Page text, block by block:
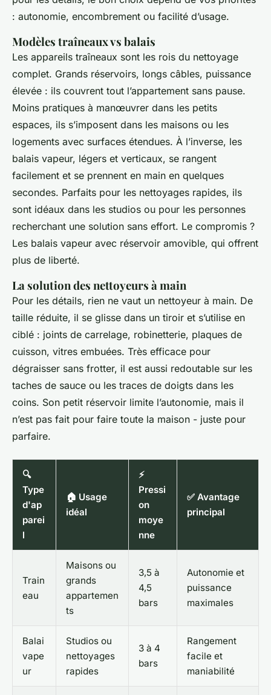
: autonomie, encombrement ou facilité d’usage.
Modèles traîneaux vs balais
Les appareils traîneaux sont les rois du nettoyage
complet. Grands réservoirs, longs câbles, puissance
élevée : ils couvrent tout l’appartement sans pause.
Moins pratiques à manœuvrer dans les petits
espaces, ils s’imposent dans les maisons ou les
logements avec surfaces étendues. À l’inverse, les
balais vapeur, légers et verticaux, se rangent
facilement et se prennent en main en quelques
secondes. Parfaits pour les nettoyages rapides, ils
sont idéaux dans les studios ou pour les personnes
recherchant une solution sans effort. Le compromis ?
Les balais vapeur avec réservoir amovible, qui offrent
plus de liberté.
La solution des nettoyeurs à main
Pour les détails, rien ne vaut un nettoyeur à main. De
taille réduite, il se glisse dans un tiroir et s’utilise en
ciblé : joints de carrelage, robinetterie, plaques de
cuisson, vitres embuées. Très efficace pour
dégraisser sans frotter, il est aussi redoutable sur les
taches de sauce ou les traces de doigts dans les
coins. Son petit réservoir limite l’autonomie, mais il
n’est pas fait pour faire toute la maison - juste pour
parfaire.
🔍
Type
d'ap
parei
l
🏠 Usage
idéal
⚡
Pressi
on
moye
nne
✅ Avantage
principal
Train
eau
Maisons ou
grands
appartemen
ts
3,5 à
4,5
bars
Autonomie et
puissance
maximales
Balai
vape
ur
Studios ou
nettoyages
rapides
3 à 4
bars
Rangement
facile et
maniabilité